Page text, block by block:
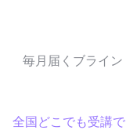
毎月届くブライ
全国どこでも受講